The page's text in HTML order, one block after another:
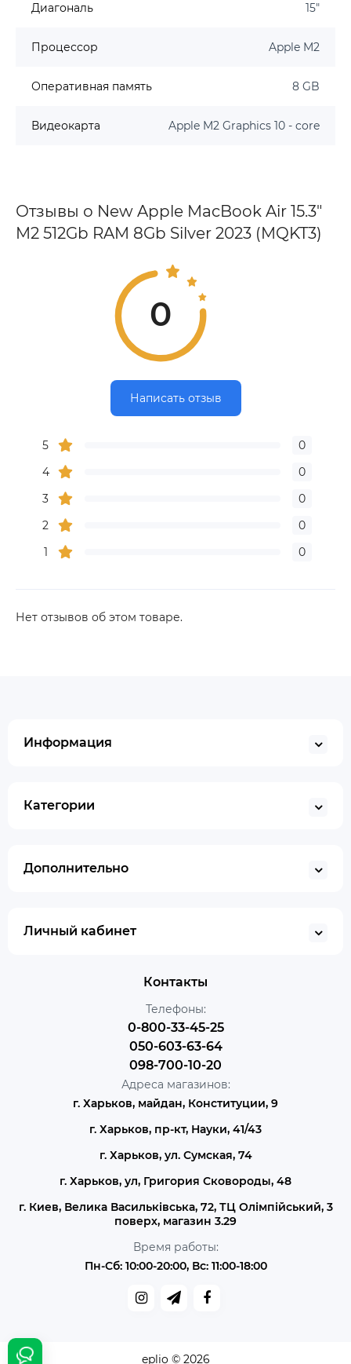
Диагональ 15"
Процессор Apple M2
Оперативная память 8 GB
Видеокарта Apple M2 Graphics 10 - core
Отзывы о New Apple MacBook Air 15.3"
M2 512Gb RAM 8Gb Silver 2023 (MQKT3)
0
Написать отзыв
5
0
4
0
3
0
2
0
1
0
Нет отзывов об этом товаре.
Информация
Категории
Дополнительно
Личный кабинет
Контакты
Телефоны:
0-800-33-45-25
050-603-63-64
098-700-10-20
Адреса магазинов:
г. Харьков, майдан, Конституции, 9
г. Харьков, пр-кт, Науки, 41/43
г. Харьков, ул. Сумская, 74
г. Харьков, ул, Григория Сковороды, 48
г. Киев, Велика Васильківська, 72, ТЦ Олімпійський, 3
поверх, магазин 3.29
Время работы:
Пн-Сб: 10:00-20:00, Вс: 11:00-18:00
eplio © 2026